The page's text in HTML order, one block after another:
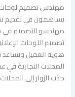
مهندس تصميم لوحات
يساهمون في تقديم
مهندسو التصميم في
تصميم اللوحات
هوية العميل وتساعد
المحلات التجارية
جذب الزوار إلى